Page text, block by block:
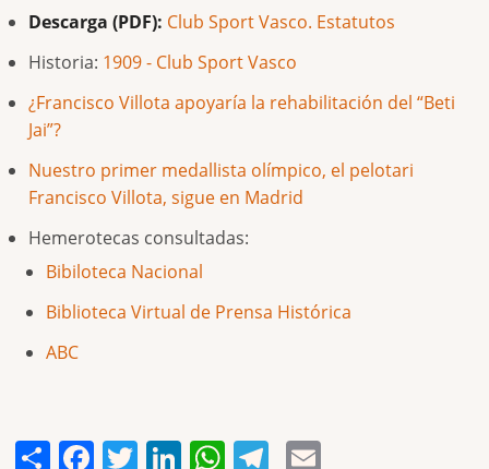
Descarga (PDF): Club Sport Vasco. Estatutos
Historia: 1909 - Club Sport Vasco
¿Francisco Villota apoyaría la rehabilitación del “Beti
Jai”?
Nuestro primer medallista olímpico, el pelotari
Francisco Villota, sigue en Madrid
Hemerotecas consultadas:
Bibiloteca Nacional
Biblioteca Virtual de Prensa Histórica
ABC
ShareFacebook
Twitter
LinkedIn
WhatsApp
Telegram